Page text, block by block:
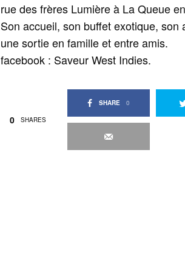
rue des frères Lumière à La Queue
Son accueil, son buffet exotique,
une sortie en famille et entre amis.
facebook : Saveur West Indies.
0 SHARES
SHARE 0